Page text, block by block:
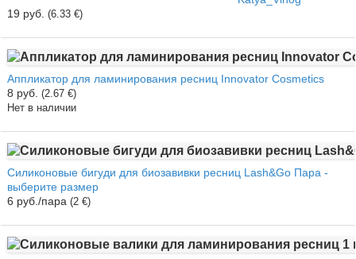
19 руб. (6.33 €)
Аппликатор для ламинирования ресниц Innovator Cosmetics
8 руб. (2.67 €)
Нет в наличии
Силиконовые бигуди для биозавивки ресниц Lash&Go Пара -
выберите размер
6 руб./пара (2 €)